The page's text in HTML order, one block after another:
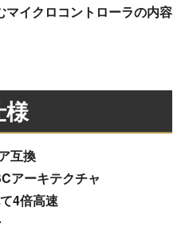
マイクロコントローラの内容
様
互換
アーキテクチャ
4倍高速